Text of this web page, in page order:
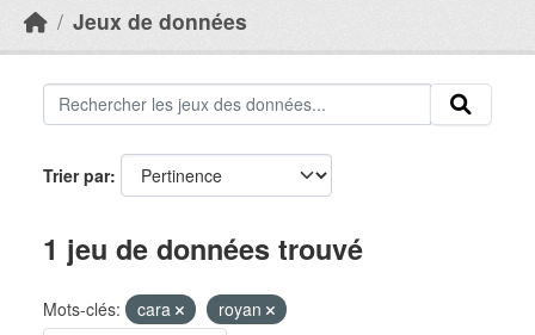
Jeux de données
Trier par
1 jeu de données trouvé
Mots-clés: cara
royan